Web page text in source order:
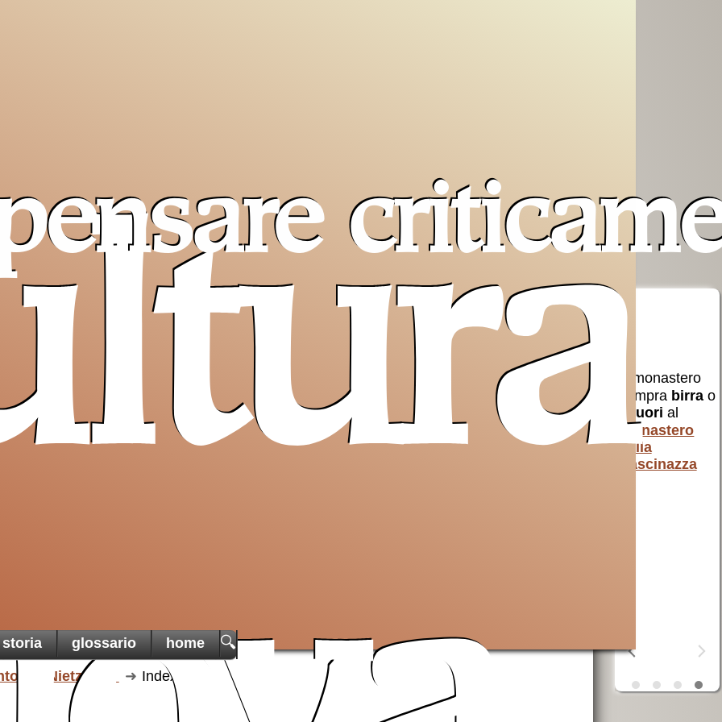
storia glossario home 🔍
Nietzsche Index
compra birrao
liquori al
monastero
della
Cascinazza
aiuta AVSI
aiuta chi
è in difficoltà
Opera San
Francesco
per i poveri
Pro Terra
Sancta
un aiuto a
cristiani e non
di Terra Santa